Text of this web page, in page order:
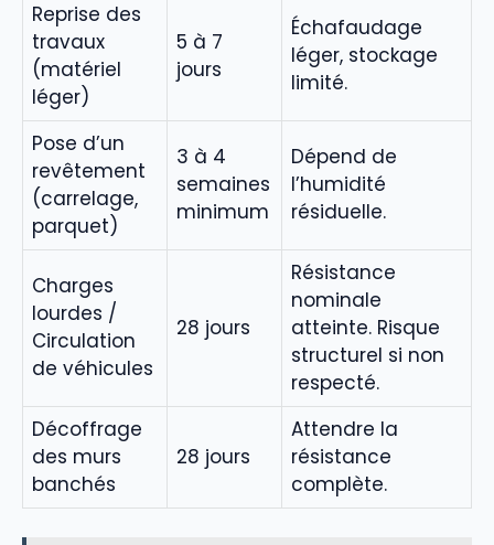
Reprise des
travaux
(matériel
léger)
5 à 7
jours
Échafaudage
léger, stockage
limité.
Pose d’un
revêtement
(carrelage,
parquet)
3 à 4
semaines
minimum
Dépend de
l’humidité
résiduelle.
Charges
lourdes /
Circulation
de véhicules
28 jours
Résistance
nominale
atteinte. Risque
structurel si non
respecté.
Décoffrage
des murs
banchés
28 jours
Attendre la
résistance
complète.